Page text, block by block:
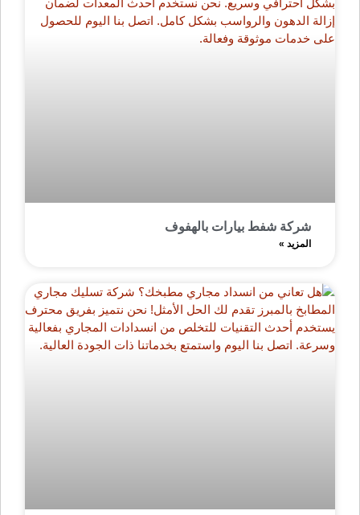
شركة شفط بيارات بالهفوف
المزيد »